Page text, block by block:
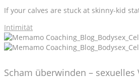
If your calves are stuck at skinny-kid
Intimität
Scham überwinden –